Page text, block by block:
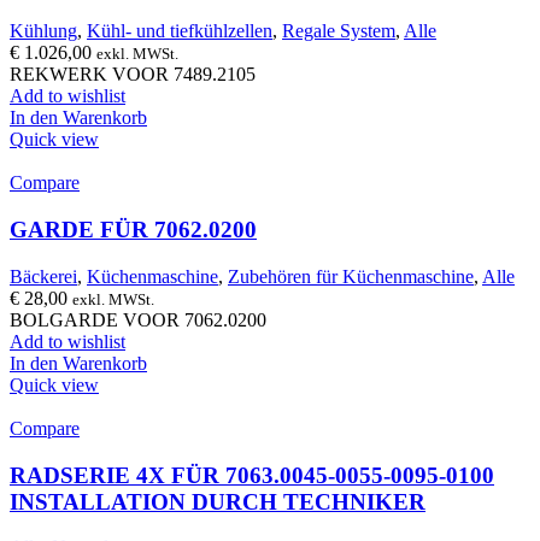
Kühlung, Kühl- und tiefkühlzellen, Regale System, Alle
€ 1.026,00 exkl. MWSt.
REKWERK VOOR 7489.2105
Add to wishlist
In den Warenkorb
Quick view
Compare
GARDE FÜR 7062.0200
Bäckerei, Küchenmaschine, Zubehören für Küchenmaschine, Alle
€ 28,00 exkl. MWSt.
BOLGARDE VOOR 7062.0200
Add to wishlist
In den Warenkorb
Quick view
Compare
RADSERIE 4X FÜR 7063.0045-0055-0095-0100
INSTALLATION DURCH TECHNIKER